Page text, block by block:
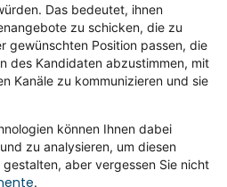
Das bedeutet, ihnen
zu schicken, die zu
gewünschten Position passen, die
des Kandidaten abzustimmen, mit
Kanäle zu kommunizieren und sie
können Ihnen dabei
zu analysieren, um diesen
aber vergessen Sie nicht
.